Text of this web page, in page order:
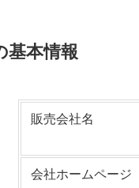
基本情報
販売会社名
会社ホームページ